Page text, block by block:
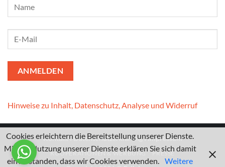
Hinweise zu Inhalt, Datenschutz, Analyse und Widerruf
KontaktI DatenschutzerklärungIImpressum
KOOPERATIONEN & WERBUNG PRESSE
Cookies erleichtern die Bereitstellung unserer Dienste.
Mit der Nutzung unserer Dienste erklären Sie sich damit
einverstanden, dass wir Cookies verwenden. Weitere